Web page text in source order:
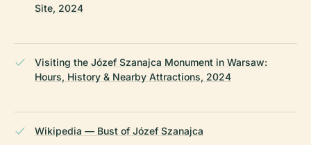
Site, 2024
Visiting the Józef Szanajca Monument in Warsaw:
Hours, History & Nearby Attractions, 2024
Wikipedia — Bust of Józef Szanajca